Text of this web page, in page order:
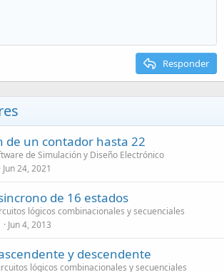
Responder
de un contador hasta 22
de Simulación y Diseño Electrónico
Jun 24, 2021
de 16 estados
lógicos combinacionales y secuenciales
Jun 4, 2013
y descendente
lógicos combinacionales y secuenciales